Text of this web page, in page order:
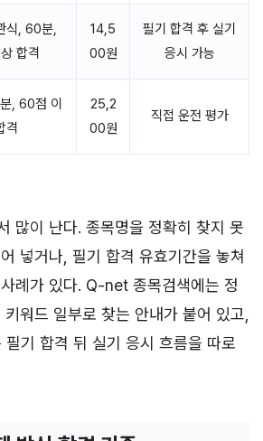
식, 60분,
합격
14,5
00원
필기 합격 후 실기
응시 가능
, 60점 이
격
25,2
00원
직접 운전 평가
많이 난다. 종목명을 정확히 찾지 못
넣거나, 필기 합격 유효기간을 놓쳐
례가 있다. Q-net 종목검색에는 정
워드 일부로 찾는 안내가 붙어 있고,
필기 합격 뒤 실기 응시 흐름을 따로